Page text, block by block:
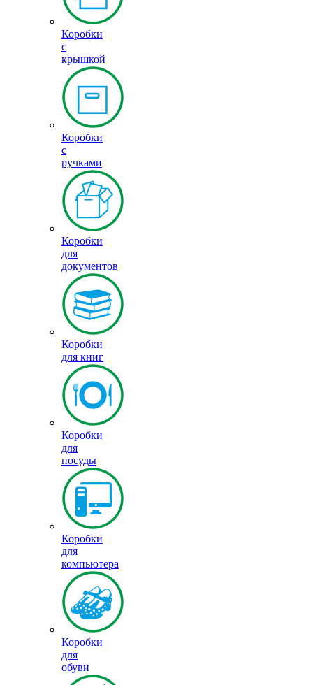
Коробки
с
крышкой
Коробки
с
ручками
Коробки
для
документов
Коробки
для книг
Коробки
для
посуды
Коробки
для
компьютера
Коробки
для
обуви